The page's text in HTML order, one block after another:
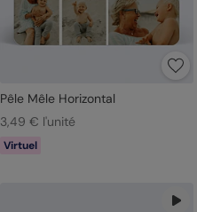
Pêle Mêle Horizontal
3,49 € l'unité
Virtuel